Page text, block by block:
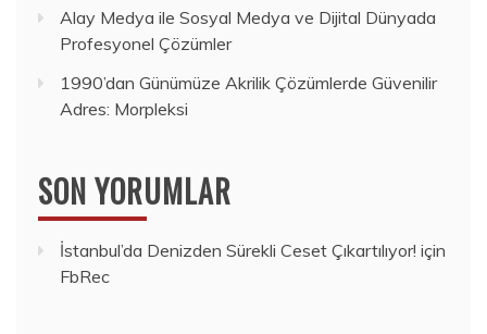
Alay Medya ile Sosyal Medya ve Dijital Dünyada
Profesyonel Çözümler
1990’dan Günümüze Akrilik Çözümlerde Güvenilir
Adres: Morpleksi
SON YORUMLAR
İstanbul’da Denizden Sürekli Ceset Çıkartılıyor! için
FbRec